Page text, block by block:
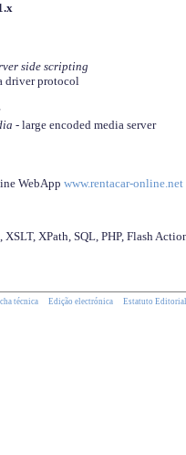
side scripting
driver protocol
- large encoded media server
WebApp www.rentacar-online.net
XPath, SQL, PHP, Flash
técnica Edição electrónica Estatuto Editorial